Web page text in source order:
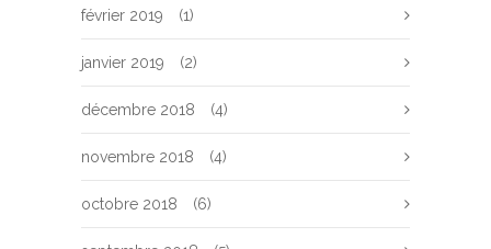
février 2019 (1)
janvier 2019 (2)
décembre 2018 (4)
novembre 2018 (4)
octobre 2018 (6)